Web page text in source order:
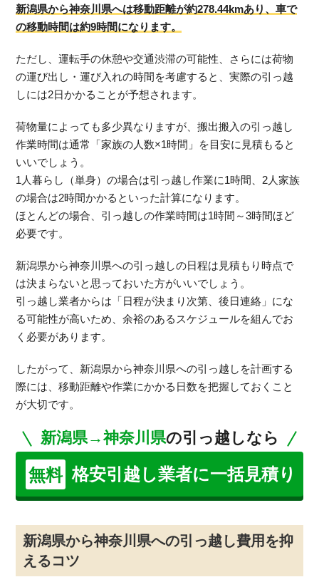
新潟県から神奈川県へは移動距離が約278.44kmあり、車で
の移動時間は約9時間になります。
ただし、運転手の休憩や交通渋滞の可能性、さらには荷物
の運び出し・運び入れの時間を考慮すると、実際の引っ越
しには2日かかることが予想されます。
荷物量によっても多少異なりますが、搬出搬入の引っ越し
作業時間は通常「家族の人数×1時間」を目安に見積もると
いいでしょう。
1人暮らし（単身）の場合は引っ越し作業に1時間、2人家族
の場合は2時間かかるといった計算になります。
ほとんどの場合、引っ越しの作業時間は1時間～3時間ほど
必要です。
新潟県から神奈川県への引っ越しの日程は見積もり時点で
は決まらないと思っておいた方がいいでしょう。
引っ越し業者からは「日程が決まり次第、後日連絡」にな
る可能性が高いため、余裕のあるスケジュールを組んでお
く必要があります。
したがって、新潟県から神奈川県への引っ越しを計画する
際には、移動距離や作業にかかる日数を把握しておくこと
が大切です。
新潟県→神奈川県の引っ越しなら
無料 格安引越し業者に一括見積り
新潟県から神奈川県への引っ越し費用を抑
えるコツ